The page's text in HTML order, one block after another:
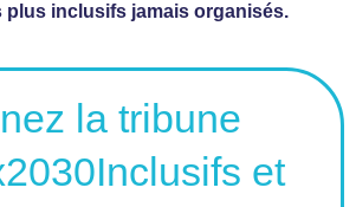
plus inclusifs jamais organisés.
la tribune
et